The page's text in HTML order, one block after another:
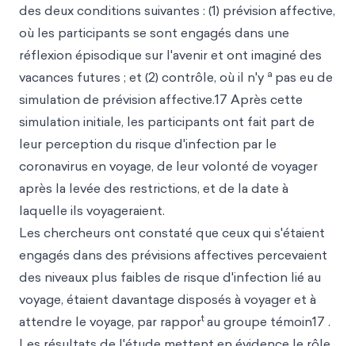
des deux conditions suivantes : (1) prévision affective,
où les participants se sont engagés dans une
réflexion épisodique sur l'avenir et ont imaginé des
vacances futures ; et (2) contrôle, où il n'y a pas eu de
simulation de prévision affective.17 Après cette
simulation initiale, les participants ont fait part de
leur perception du risque d'infection par le
coronavirus en voyage, de leur volonté de voyager
après la levée des restrictions, et de la date à
laquelle ils voyageraient.
Les chercheurs ont constaté que ceux qui s'étaient
engagés dans des prévisions affectives percevaient
des niveaux plus faibles de risque d'infection lié au
voyage, étaient davantage disposés à voyager et à
attendre le voyage, par rapportau groupe témoin17 .